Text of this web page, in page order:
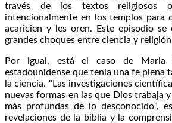
través de los textos religiosos
intencionalmente en los templos para
acaricien y les oren. Este episodio se
grandes choques entre ciencia y
Por igual, está el caso de Maria
estadounidense que tenía una fe plena
la ciencia. "Las investigaciones
nuevas formas en las que Dios trabaja
más profundas de lo desconocido",
revelaciones de la biblia y la